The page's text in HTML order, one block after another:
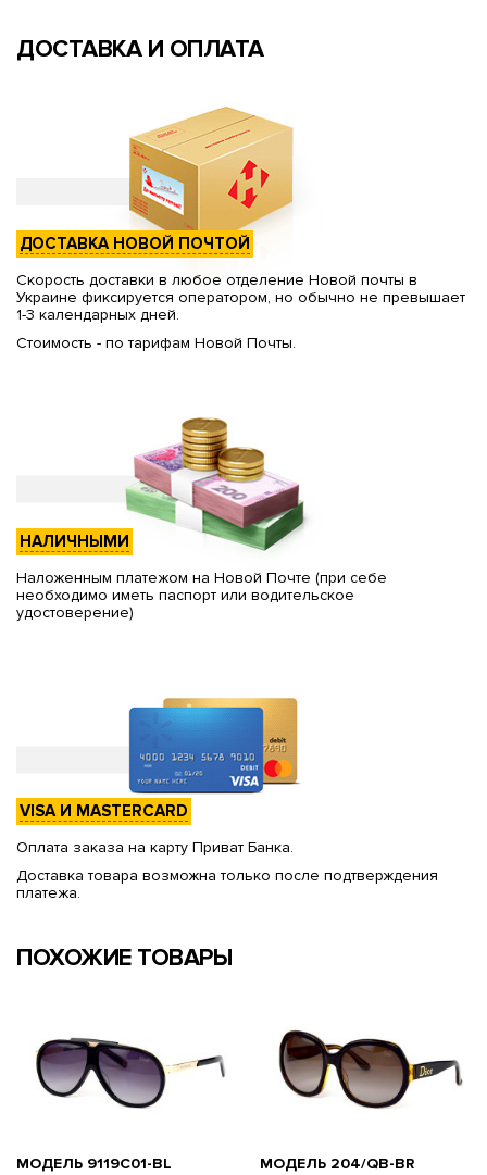
ДОСТАВКА И ОПЛАТА
ДОСТАВКА НОВОЙ ПОЧТОЙ
Скорость доставки в любое отделение Новой почты в
Украине фиксируется оператором, но обычно не превышает
1-3 календарных дней.
Стоимость - по тарифам Новой Почты.
НАЛИЧНЫМИ
Наложенным платежом на Новой Почте (при себе
необходимо иметь паспорт или водительское
удостоверение)
VISA И MASTERCARD
Оплата заказа на карту Приват Банка.
Доставка товара возможна только после подтверждения
платежа.
ПОХОЖИЕ ТОВАРЫ
МОДЕЛЬ 9119С01-BL МОДЕЛЬ 204/QB-BR